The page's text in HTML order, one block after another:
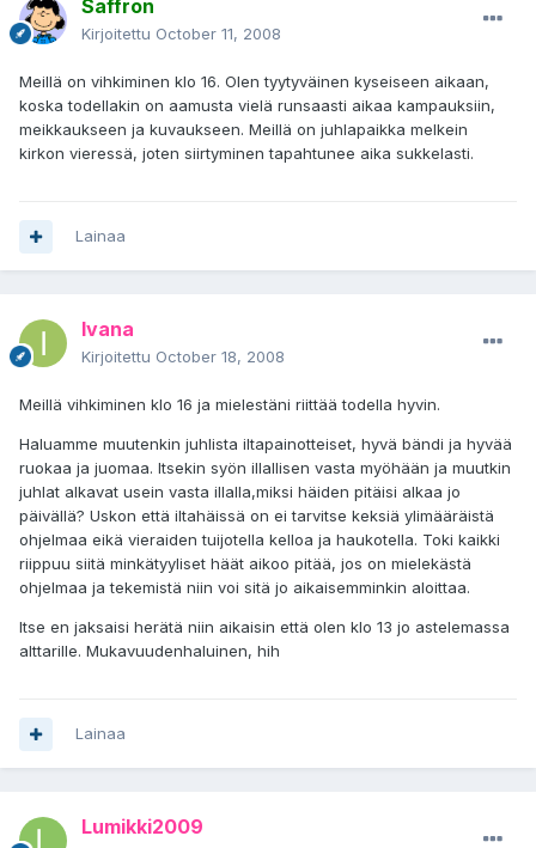
Saffron
Kirjoitettu October 11, 2008
Meillä on vihkiminen klo 16. Olen tyytyväinen kyseiseen aikaan,
koska todellakin on aamusta vielä runsaasti aikaa kampauksiin,
meikkaukseen ja kuvaukseen. Meillä on juhlapaikka melkein
kirkon vieressä, joten siirtyminen tapahtunee aika sukkelasti.
Lainaa
Ivana
Kirjoitettu October 18, 2008
Meillä vihkiminen klo 16 ja mielestäni riittää todella hyvin.
Haluamme muutenkin juhlista iltapainotteiset, hyvä bändi ja hyvää
ruokaa ja juomaa. Itsekin syön illallisen vasta myöhään ja muutkin
juhlat alkavat usein vasta illalla,miksi häiden pitäisi alkaa jo
päivällä? Uskon että iltahäissä on ei tarvitse keksiä ylimääräistä
ohjelmaa eikä vieraiden tuijotella kelloa ja haukotella. Toki kaikki
riippuu siitä minkätyyliset häät aikoo pitää, jos on mielekästä
ohjelmaa ja tekemistä niin voi sitä jo aikaisemminkin aloittaa.
Itse en jaksaisi herätä niin aikaisin että olen klo 13 jo astelemassa
alttarille. Mukavuudenhaluinen, hih
Lainaa
Lumikki2009